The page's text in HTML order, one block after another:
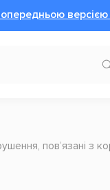
версією
пов’язані з